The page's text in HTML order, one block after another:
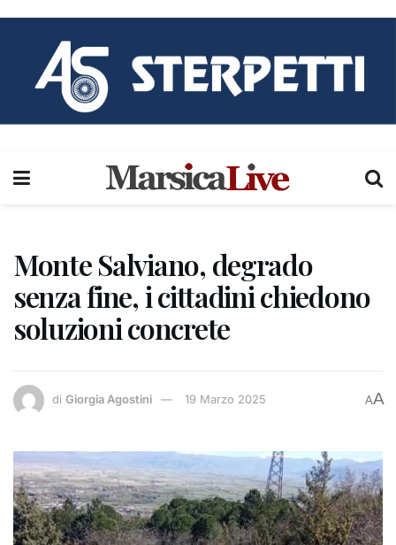
Monte Salviano, degrado
senza fine, i cittadini chiedono
soluzioni concrete
di Giorgia Agostini 19 Marzo 2025 AA